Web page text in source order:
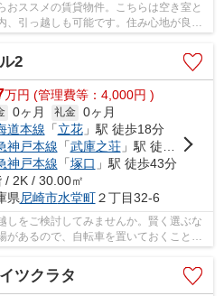
おススメの賃貸物件。こちらは空き室と
、引っ越しも可能です。住み心地が良く
2
万円 (管理費等：4,000円 )
0ヶ月 礼金 0ヶ月
道本線 「立花」駅 徒歩18分
神戸本線 「武庫之荘」駅 徒歩16分
神戸本線 「塚口 」駅 徒歩43分
/ 2K / 30.00㎡
県尼崎市水堂町２丁目32-6
しをご検討してみませんか。賢く選ぶな
があるので、自転車を置いておくことが
ツクラタ